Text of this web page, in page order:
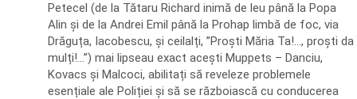
Petecel (de la Tătaru Richard inimă de leu până la Popa
Alin și de la Andrei Emil până la Prohap limbă de foc, via
Drăguța, Iacobescu, și ceilalți, ”Proști Măria Ta!…, proști da
mulți!…”) mai lipseau exact acești Muppets – Danciu,
Kovacs și Malcoci, abilitați să reveleze problemele
esențiale ale Poliției și să se războiască cu conducerea